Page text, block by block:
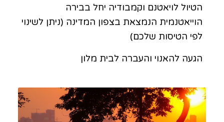
הטיול לויאטנם וקמבודיה יחל בבירה
הוייאטנמית הנמצאת בצפון המדינה (ניתן לשינוי
לפי הטיסות שלכם)
הגעה להאנוי והעברה לבית מלון